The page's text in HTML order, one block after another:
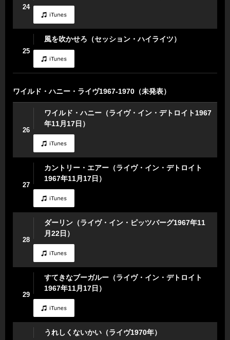
24
25
風を吹かせろ（セッション・ハイライツ）
ワイルド・ハニー・ライヴ1967-1970（未発表）
26
ワイルド・ハニー（ライヴ・イン・デトロイト1967
年11月17日）
27
カントリー・エアー（ライヴ・イン・デトロイト
1967年11月17日）
28
ダーリン（ライヴ・イン・ピッツバーグ1967年11
月22日）
29
すてきなブーガルー（ライヴ・イン・デトロイト
1967年11月17日）
うれしくないかい（ライヴ1970年）